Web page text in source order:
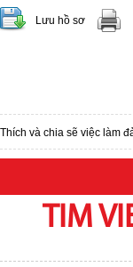
Lưu hồ sơ
Thích và chia sẽ việc làm
TIM